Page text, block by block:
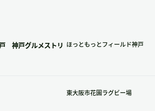
神戸グルメストリ ほっともっとフィールド神戸
東大阪市花園ラグビー場